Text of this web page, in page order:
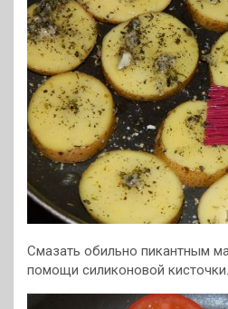
Смазать обильно пикантным
помощи силиконовой кисточки.